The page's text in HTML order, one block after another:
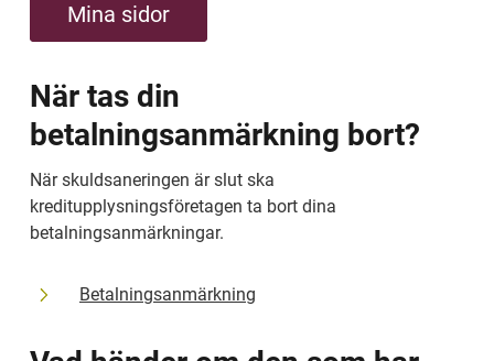
Mina sidor
När tas din
betalningsanmärkning bort?
När skuldsaneringen är slut ska
kreditupplysningsföretagen ta bort dina
betalningsanmärkningar.
Betalningsanmärkning